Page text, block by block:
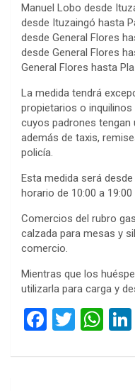
Manuel Lobo desde
desde Ituzaingó hasta
desde General Flores
desde General Flores
General Flores hasta
La medida tendrá
propietarios o
cuyos padrones
además de taxis,
policía.
Esta medida será
horario de 10:00 a 19:00
Comercios del rubro
calzada para mesas y
comercio.
Mientras que los
utilizarla para carga y
F
ce
T
tt
W
at